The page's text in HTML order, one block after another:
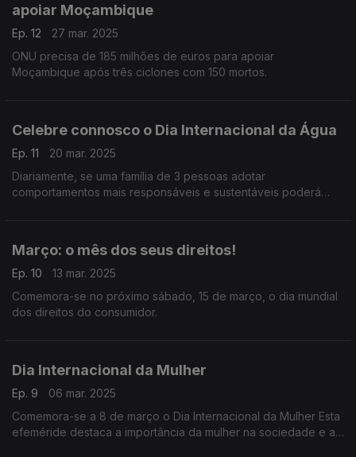
apoiar Moçambique
Ep. 12
27 mar. 2025
ONU precisa de 185 milhões de euros para apoiar
Moçambique após três ciclones com 150 mortos.
Celebre connosco o Dia Internacional da Água
Ep. 11
20 mar. 2025
Diariamente, se uma família de 3 pessoas adotar
comportamentos mais responsáveis e sustentáveis poderá
Março: o mês dos seus direitos!
Ep. 10
13 mar. 2025
Comemora-se no próximo sábado, 15 de março, o dia mundial
dos direitos do consumidor.
Dia Internacional da Mulher
Ep. 9
06 mar. 2025
Comemora-se a 8 de março o Dia Internacional da Mulher Esta
efeméride destaca a importância da mulher na sociedade e a